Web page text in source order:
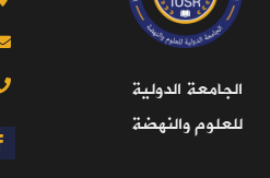
الجامعة الدولية
للعلوم والنهضة